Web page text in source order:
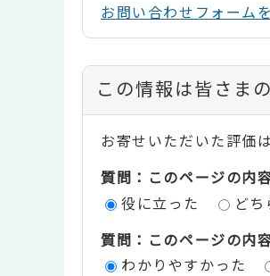
お問い合わせフォーム
コ
ン
テ
ン
評
この情報は皆さま
お寄せいただいた評価
質問：このページの内
役に立った
ど
質問：このページの内
わかりやすかった